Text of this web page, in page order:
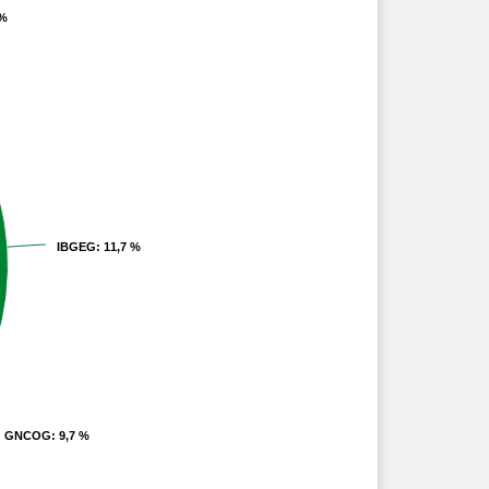
IBGEG: 11,7 %
IBGEG: 11,7 %
GNCOG: 9,7 %
GNCOG: 9,7 %